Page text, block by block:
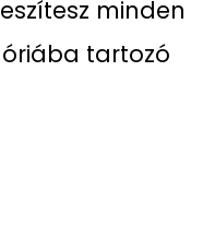
minden
tartozó